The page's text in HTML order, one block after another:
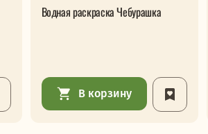
Водная раскраска Чебурашка
В корзину